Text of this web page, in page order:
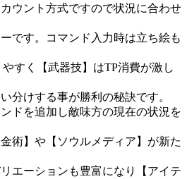
ウント方式ですので状況に合わせ
です。コマンド入力時は立ち絵も
やすく【武器技】はTP消費が激し
分けする事が勝利の秘訣です。
ドを追加し敵味方の現在の状況を
術】や【ソウルメディア】が新た
エーションも豊富になり【アイテ